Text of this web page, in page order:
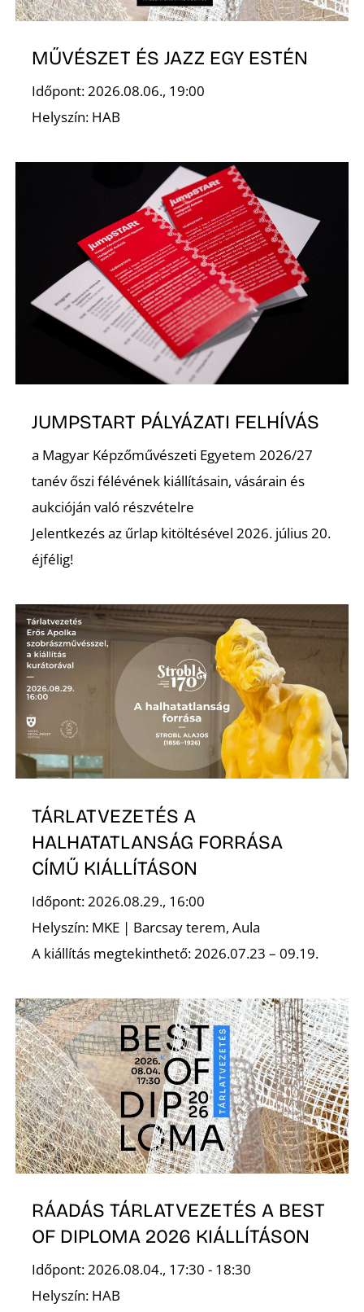
MŰVÉSZET ÉS JAZZ EGY ESTÉN
Időpont: 2026.08.06., 19:00
Helyszín: HAB
JUMPSTART PÁLYÁZATI FELHÍVÁS
a Magyar Képzőművészeti Egyetem 2026/27
tanév őszi félévének kiállításain, vásárain és
aukcióján való részvételre
Jelentkezés az űrlap kitöltésével 2026. július 20.
éjfélig!
TÁRLATVEZETÉS A
HALHATATLANSÁG FORRÁSA
CÍMŰ KIÁLLÍTÁSON
Időpont: 2026.08.29., 16:00
Helyszín: MKE | Barcsay terem, Aula
A kiállítás megtekinthető: 2026.07.23 – 09.19.
RÁADÁS TÁRLATVEZETÉS A BEST
OF DIPLOMA 2026 KIÁLLÍTÁSON
Időpont: 2026.08.04., 17:30 - 18:30
Helyszín: HAB